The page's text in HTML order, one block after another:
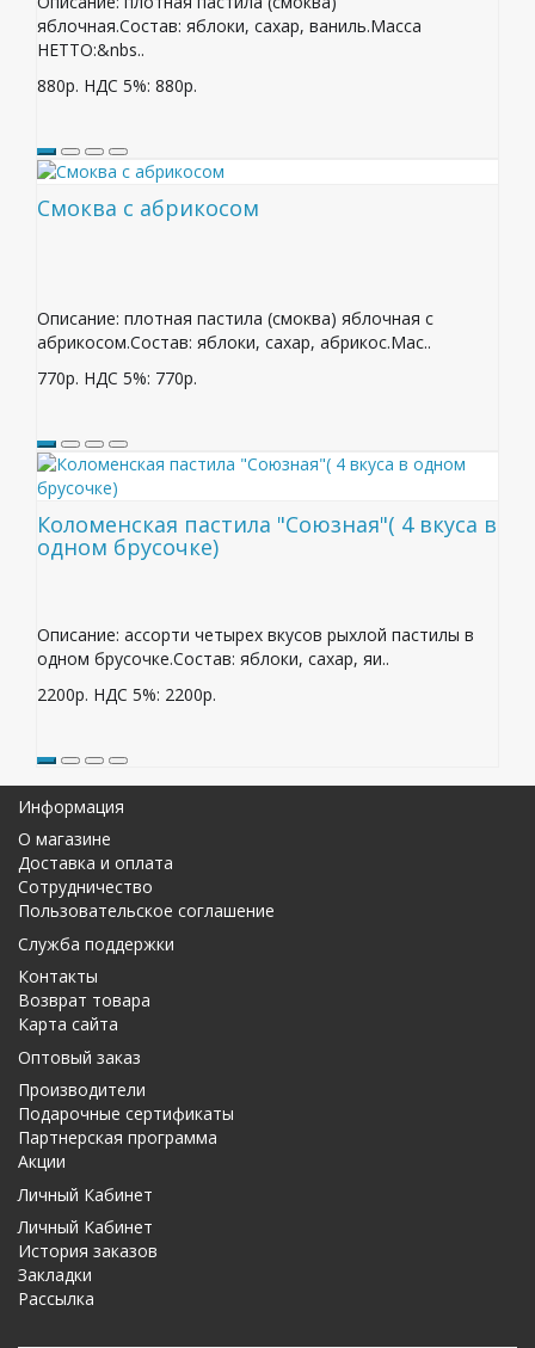
яблочная.Состав: яблоки, сахар, ваниль.Масса
НЕТТО:&nbs..
880р. НДС 5%: 880р.
Смоква с абрикосом
Описание: плотная пастила (смоква) яблочная с
абрикосом.Состав: яблоки, сахар, абрикос.Мас..
770р. НДС 5%: 770р.
Коломенская пастила "Союзная"( 4 вкуса в
одном брусочке)
Описание: ассорти четырех вкусов рыхлой пастилы в
одном брусочке.Состав: яблоки, сахар, яи..
2200р. НДС 5%: 2200р.
Информация
О магазине
Доставка и оплата
Сотрудничество
Пользовательское соглашение
Служба поддержки
Контакты
Возврат товара
Карта сайта
Оптовый заказ
Производители
Подарочные сертификаты
Партнерская программа
Акции
Личный Кабинет
Личный Кабинет
История заказов
Закладки
Рассылка